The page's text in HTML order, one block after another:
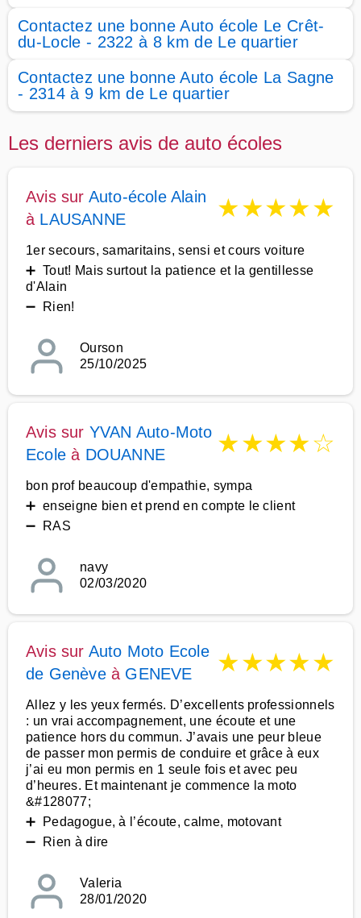
Contactez une bonne Auto école Le Crêt-
du-Locle - 2322 à 8 km de Le quartier
Contactez une bonne Auto école La Sagne
- 2314 à 9 km de Le quartier
Les derniers avis de auto écoles
Avis sur Auto-école Alain
à LAUSANNE ★★★★★
1er secours, samaritains, sensi et cours voiture
➕ Tout! Mais surtout la patience et la gentillesse
d'Alain
➖ Rien!
Ourson
25/10/2025
Avis sur YVAN Auto-Moto
Ecole à DOUANNE ★★★★☆
bon prof beaucoup d'empathie, sympa
➕ enseigne bien et prend en compte le client
➖ RAS
navy
02/03/2020
Avis sur Auto Moto Ecole
de Genèveà GENEVE ★★★★★
Allez y les yeux fermés. D’excellents professionnels
: un vrai accompagnement, une écoute et une
patience hors du commun. J’avais une peur bleue
de passer mon permis de conduire et grâce à eux
j’ai eu mon permis en 1 seule fois et avec peu
d’heures. Et maintenant je commence la moto
&#128077;
➕ Pedagogue, à l’écoute, calme, motovant
➖ Rien à dire
Valeria
28/01/2020